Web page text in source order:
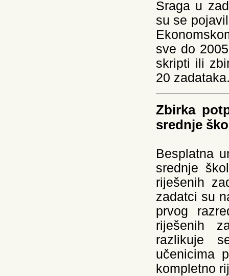
Sraga u
su se
sve do
skripti ili
20
Zbirka
srednje
Besplatna
srednje
riješenih
zadatci su
prvog
riješenih
razlikuje
učenicima
kompletno